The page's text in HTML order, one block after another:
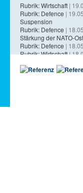
Rubrik: Wirtschaft |
Rubrik: Defence |
Suspension
Rubrik: Defence |
Stärkung der NATO-
Rubrik: Defence |
Rubrik: Wirtschaft|